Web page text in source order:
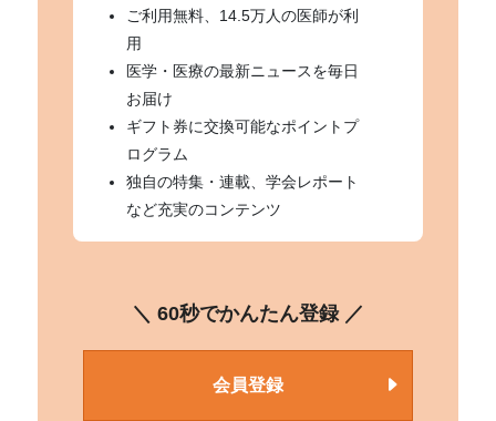
ご利用無料、14.5万人の医師が利
用
医学・医療の最新ニュースを毎日
お届け
ギフト券に交換可能なポイントプ
ログラム
独自の特集・連載、学会レポート
など充実のコンテンツ
＼ 60秒でかんたん登録 ／
会員登録